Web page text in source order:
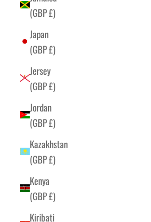
(GBP £)
Japan
(GBP £)
Jersey
(GBP £)
Jordan
(GBP £)
Kazakhstan
(GBP £)
Kenya
(GBP £)
Kiribati